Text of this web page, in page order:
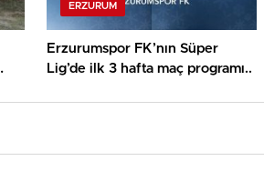
ERZURUM
Erzurumspor FK’nın Süper
Lig’de ilk 3 hafta maç programı..